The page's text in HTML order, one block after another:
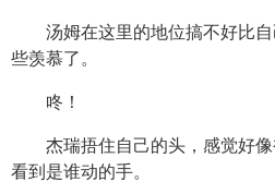
汤姆在这里的地位搞不好比
些羡慕了。
咚！
杰瑞捂住自己的头，感觉好
看到是谁动的手。